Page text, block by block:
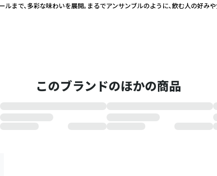
まで、多彩な味わいを展開。まるでアンサンブルのように、飲む人の好み
このブランドのほかの商品